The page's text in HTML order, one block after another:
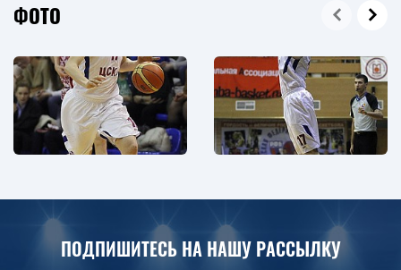
ФОТО
ПОДПИШИТЕСЬ НА НАШУ РАССЫЛКУ